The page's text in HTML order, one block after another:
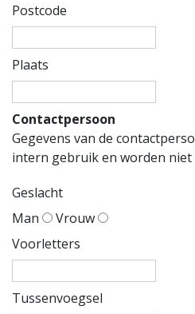
Postcode
Plaats
Contactpersoon
Gegevens van de
intern gebruik en worden
Geslacht
Man
Vrouw
Voorletters
Tussenvoegsel